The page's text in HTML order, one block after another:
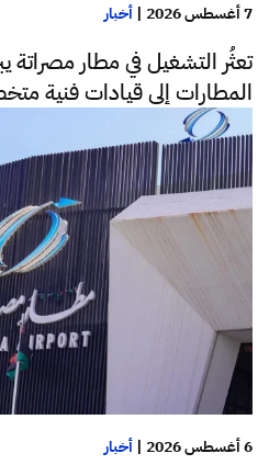
7 أغسطس 2026 | أخبار
تعثُر التشغيل في مطار مصراتة
المطارات إلى قيادات فنية
6 أغسطس 2026 | أخبار